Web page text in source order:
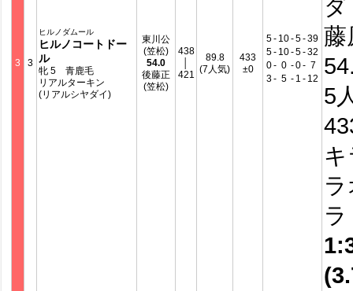
3 3
ヒルノダムール
ヒルノコートドー
ル
牝 5 青鹿毛
リアルターキン
(リアルシヤダイ)
東川公
(笠松)
54.0
後藤正
(笠松)
438
421
89.8
(7人気)
433
±0
5- 10-5-39
5- 10-5-32
0- 0 -0- 7
3- 5 - 1 - 12
5
ラ